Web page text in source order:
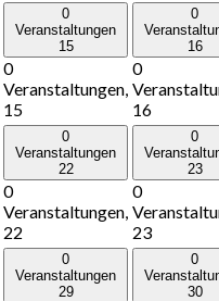
0
Veranstaltungen
15
0
Veranstaltungen,
15
0
16
0
16
0
Veranstaltungen
22
0
Veranstaltungen,
22
0
23
0
23
0
Veranstaltungen
29
0
30